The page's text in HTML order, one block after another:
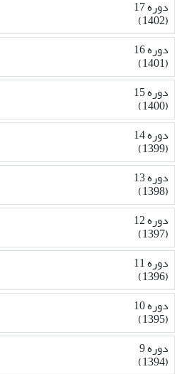
دوره 17
(1402)
دوره 16
(1401)
دوره 15
(1400)
دوره 14
(1399)
دوره 13
(1398)
دوره 12
(1397)
دوره 11
(1396)
دوره 10
(1395)
دوره 9
(1394)